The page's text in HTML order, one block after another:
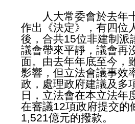
人大常委會於去年十
作出《決定》，有四位
後，合共15位非建制派
議會帶來平靜，議會再
面。由去年年底至今，
影響，但立法會議事效
政，處理政府建議及多
日，立法會在本立法年
在審議12項政府提交的
1,521億元的撥款。